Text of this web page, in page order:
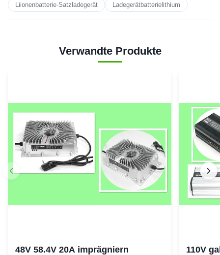
Liionenbatterie-Satzladegerät
Ladegerätbatterielithium
Verwandte Produkte
48V 58.4V 20A imprägniern
110V